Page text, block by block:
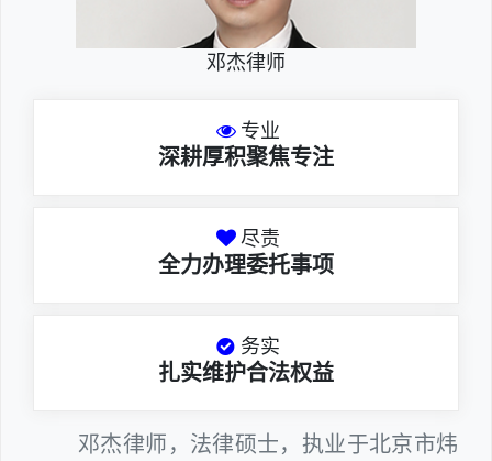
邓杰律师
专业
深耕厚积聚焦专注
尽责
全力办理委托事项
务实
扎实维护合法权益
邓杰律师，法律硕士，执业于北京市炜